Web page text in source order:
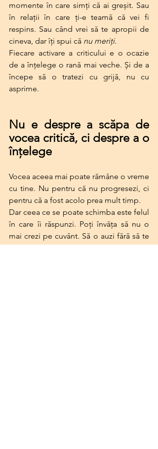
momente în care simți că ai greșit. Sau
în relații în care ți-e teamă că vei fi
respins. Sau când vrei să te apropii de
cineva, dar îți spui că nu meriți.
Fiecare activare a criticului e o ocazie
de a înțelege o rană mai veche. Și de a
începe să o tratezi cu grijă, nu cu
asprime.
Nu e despre a scăpa de
vocea critică, ci despre a o
înțelege
Vocea aceea mai poate rămâne o vreme
cu tine. Nu pentru că nu progresezi, ci
pentru că a fost acolo prea mult timp.
Dar ceea ce se poate schimba este felul
în care îi răspunzi. Poți învăța să nu o
mai crezi pe cuvânt. Să o auzi fără să te